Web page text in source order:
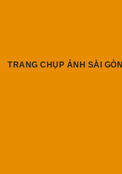
TRANG CHỤP ẢNH SÀI GÒN